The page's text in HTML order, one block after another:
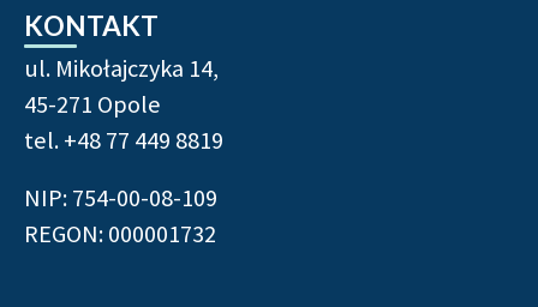
KONTAKT
ul. Mikołajczyka 14,
45-271 Opole
tel.+48 77 449 8819
NIP: 754-00-08-109
REGON: 000001732